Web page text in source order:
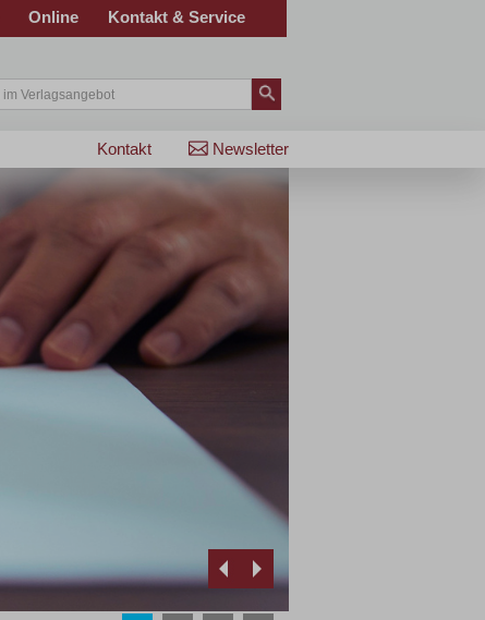
Online Kontakt & Service
Newsletter
Kontakt